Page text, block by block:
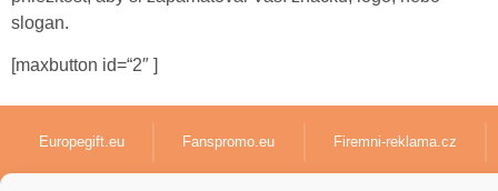
slogan.
[maxbutton id=“2″ ]
Europegift.eu Fanspromo.eu Firemni-reklama.cz